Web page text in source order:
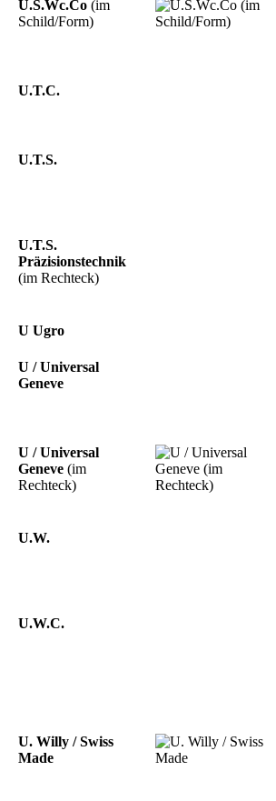
U.S.Wc.Co (im
Schild/Form)
U.T.C.
U.T.S.
U.T.S.
Präzisionstechnik
(im Rechteck)
U Ugro
U / Universal
Geneve
U / Universal
Geneve (im
Rechteck)
U.W.
U.W.C.
U. Willy / Swiss
Made